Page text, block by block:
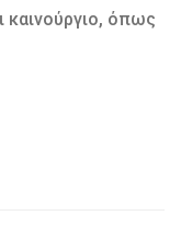
καινούργιο, όπως